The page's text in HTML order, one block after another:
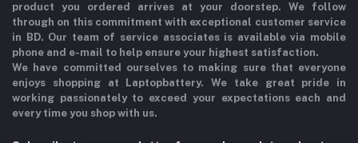
product you ordered arrives at your doorstep. We follow
through on this commitment with exceptional customer service
in BD. Our team of service associates is available via mobile
phone and e-mail to help ensure your highest satisfaction.
We have committed ourselves to making sure that everyone
enjoys shopping at Laptopbattery. We take great pride in
working passionately to exceed your expectations each and
every time you shop with us.